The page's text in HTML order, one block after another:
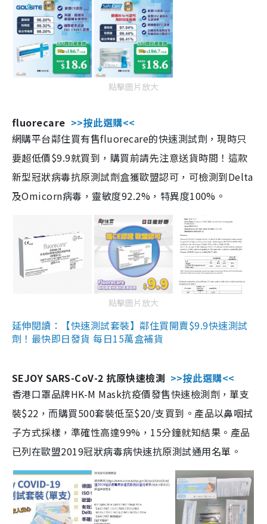
點擊圖片放大
fluorecare >>按此選購<<
網購平台鄰住買有售fluorecare的快速測試劑，現時只
要超低價$9.9就買到，購買前請先注意送貨時間！這款
新型冠狀病毒抗原測試劑盒獲歐盟認可，可檢測到Delta
及Omicorn病毒，靈敏度92.2%，特異度100%。
點擊圖片放大
延伸閱讀：【快速測試套裝】鄰住買開賣$9.9快速測試
劑！最快即日發貨 每日15萬盒補貨
SEJOY SARS-CoV-2 抗原快速檢測 >>按此選購<<
香港口罩品牌HK-M Mask抗疫價發售快速檢測劑，單支
裝$22，而購買500套裝低至$20/支買到。產品以鼻咽拭
子方式採樣，準確性高達99%，15分鐘就知結果。產品
已列在歐盟2019冠狀病毒病快速抗原測試通用名單。